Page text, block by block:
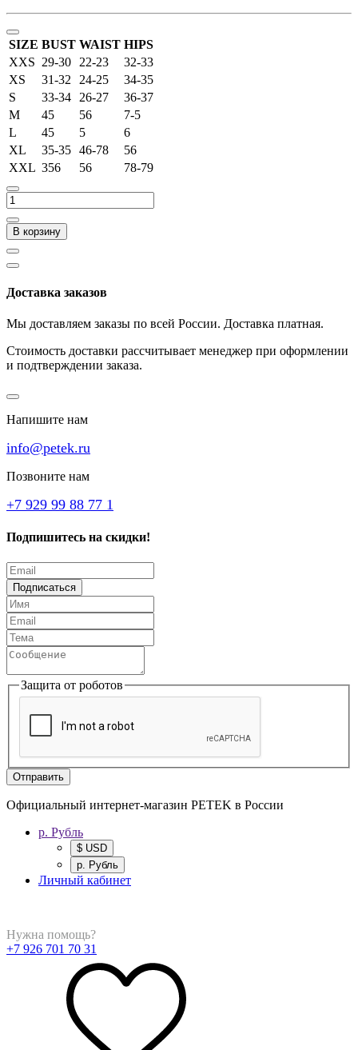
SIZE BUST WAIST HIPS
XXS 29-30 22-23
32-33
XS
31-32 24-25
34-35
S
33-34 26-27
36-37
M
45 56
7-5
L
45 5
6
XL
35-35 46-78
56
XXL 356 56 78-79
В корзину
Доставка заказов
Мы доставляем заказы по всей России. Доставка платная.
Стоимость доставки рассчитывает менеджер при оформлении
и подтверждении заказа.
Напишите нам
info@petek.ru
Позвоните нам
+7 929 99 88 77 1
Подпишитесь на скидки!
Подписаться
Защита от роботов
Отправить
Официальный интернет-магазин PETEK в России
р. Рубль
$ USD
р. Рубль
Личный кабинет
Нужна помощь?
+7 926 701 70 31